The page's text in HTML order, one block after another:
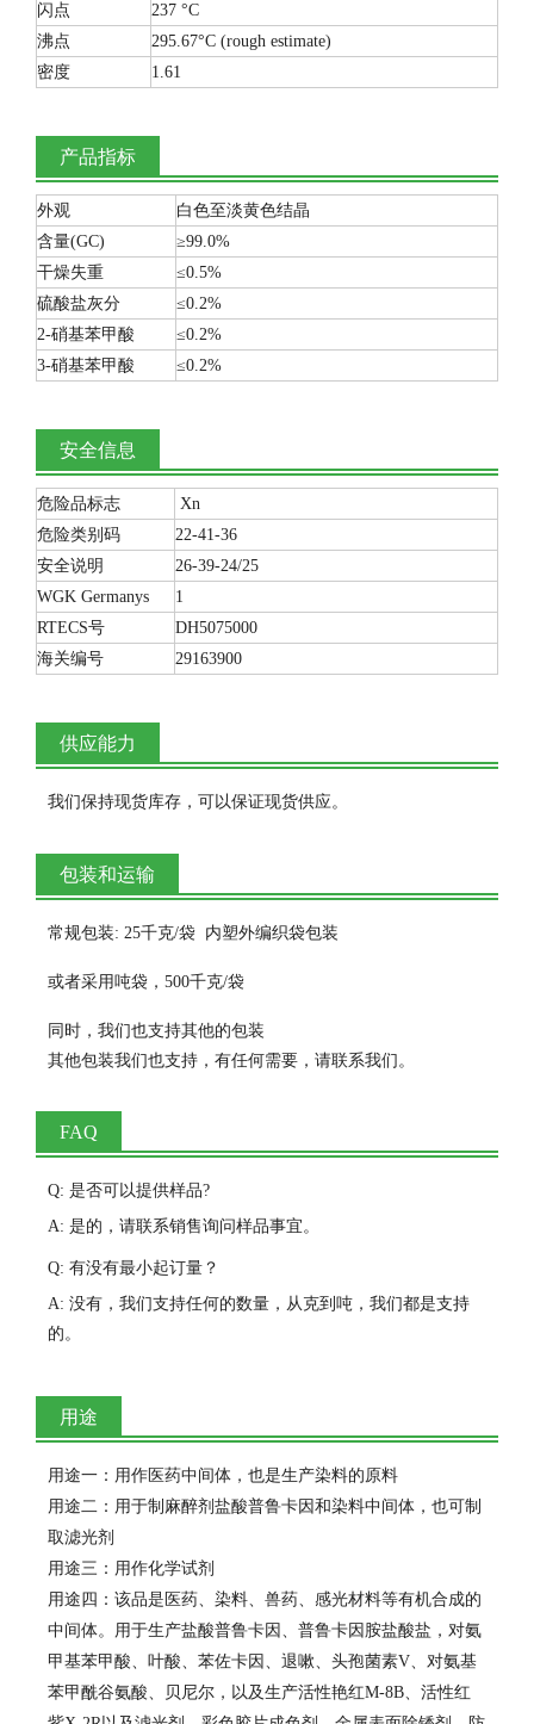
闪点
237 °C
沸点
295.67°C (rough estimate)
密度
1.61
产品指标
外观
白色至淡黄色结晶
含量(GC)
≥99.0%
干燥失重
≤0.5%
硫酸盐灰分
≤0.2%
2-硝基苯甲酸
≤0.2%
3-硝基苯甲酸
≤0.2%
安全信息
危险品标志
Xn
危险类别码
22-41-36
安全说明
26-39-24/25
WGK Germanys
1
RTECS号
DH5075000
海关编号
29163900
供应能力
我们保持现货库存，可以保证现货供应。
包装和运输
常规包装: 25千克/袋 内塑外编织袋包装
或者采用吨袋，500千克/袋
同时，我们也支持其他的包装
其他包装我们也支持，有任何需要，请联系我们。
FAQ
Q: 是否可以提供样品?
A: 是的，请联系销售询问样品事宜。
Q: 有没有最小起订量？
A: 没有，我们支持任何的数量，从克到吨，我们都是支持
的。
用途
用途一：用作医药中间体，也是生产染料的原料
用途二：用于制麻醉剂盐酸普鲁卡因和染料中间体，也可制
取滤光剂
用途三：用作化学试剂
用途四：该品是医药、染料、兽药、感光材料等有机合成的
中间体。用于生产盐酸普鲁卡因、普鲁卡因胺盐酸盐，对氨
甲基苯甲酸、叶酸、苯佐卡因、退嗽、头孢菌素V、对氨基
苯甲酰谷氨酸、贝尼尔，以及生产活性艳红M-8B、活性红